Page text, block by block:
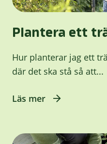
Plantera ett
Hur planterar jag ett
där det ska stå så att...
Läs mer